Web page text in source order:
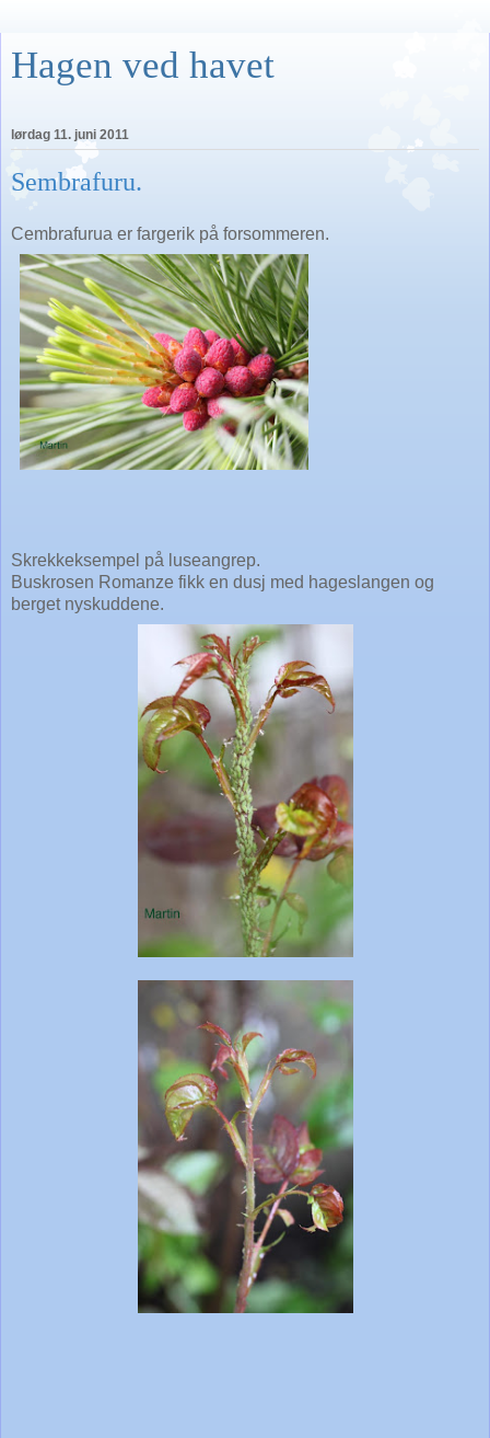
Hagen ved havet
lørdag 11. juni 2011
Sembrafuru.
Cembrafurua er fargerik på forsommeren.
Skrekkeksempel på luseangrep.
Buskrosen Romanze fikk en dusj med hageslangen og
berget nyskuddene.